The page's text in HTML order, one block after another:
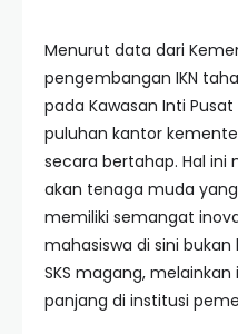
Menurut data dari
pengembangan IKN
pada Kawasan Inti
puluhan kantor
secara bertahap. Hal
akan tenaga muda
memiliki semangat
mahasiswa di sini
SKS magang,
panjang di institusi